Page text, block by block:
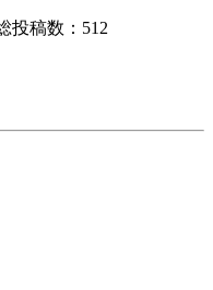
投稿数：512